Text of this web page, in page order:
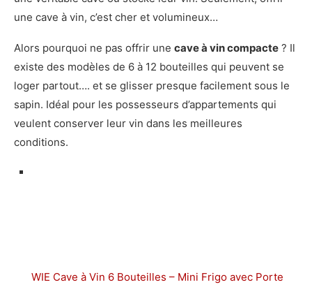
une cave à vin, c’est cher et volumineux…
Alors pourquoi ne pas offrir une cave à vin compacte ? Il
existe des modèles de 6 à 12 bouteilles qui peuvent se
loger partout…. et se glisser presque facilement sous le
sapin. Idéal pour les possesseurs d’appartements qui
veulent conserver leur vin dans les meilleures
conditions.
WIE Cave à Vin 6 Bouteilles – Mini Frigo avec Porte